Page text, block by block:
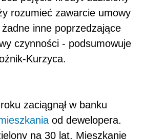
rozumieć zawarcie umowy
inne poprzedzające
czynności - podsumowuje
Kurzyca.
zaciągnął w banku
od dewelopera.
na 30 lat. Mieszkanie